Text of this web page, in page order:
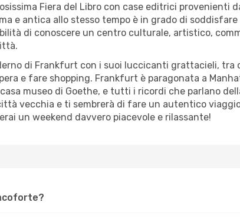
Fiera del Libro con case editrici
e antica allo stesso tempo è in grado di
di conoscere un centro culturale, artistico,
di Frankfurt con i suoi luccicanti grattacieli, tra
e fare shopping. Frankfurt è paragonata a
museo di Goethe, e tutti i ricordi che parlano
vecchia e ti sembrerà di fare un autentico
un weekend davvero piacevole e rilassante!